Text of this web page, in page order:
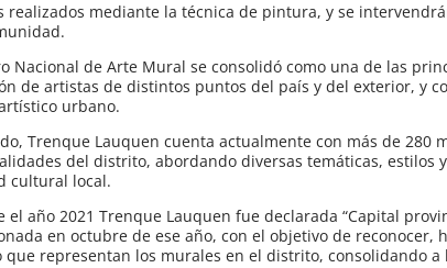
realizados mediante la técnica de pintura, y se
Nacional de Arte Mural se consolidó como una de las
de artistas de distintos puntos del país y del exterior, y
urbano.
Trenque Lauquen cuenta actualmente con más de 280
del distrito, abordando diversas temáticas, estilos
cultural local.
año 2021 Trenque Lauquen fue declarada “Capital
en octubre de ese año, con el objetivo de reconocer,
representan los murales en el distrito, consolidando a